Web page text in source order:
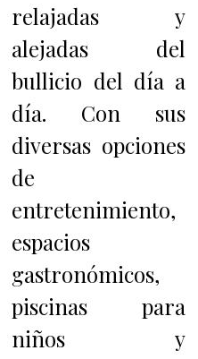
relajadas y
alejadas del
bullicio del día a
día. Con sus
diversas opciones
de
entretenimiento,
espacios
gastronómicos,
piscinas para
niños y